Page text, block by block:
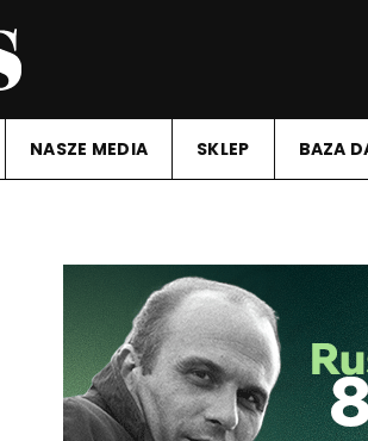
NASZE MEDIA SKLEP BAZA